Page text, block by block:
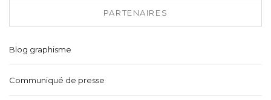
PARTENAIRES
Blog graphisme
Communiqué de presse